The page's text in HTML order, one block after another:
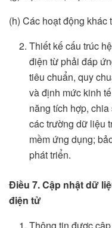
(h) Các hoạt động khác
Thiết kế cấu trúc
điện từ phải đáp
tiêu chuẩn, quy
và định mức kinh
năng tích hợp,
các trường dữ liệu
mềm ứng dụng;
phát triển.
Điều 7. Cập nhật dữ
điện tử